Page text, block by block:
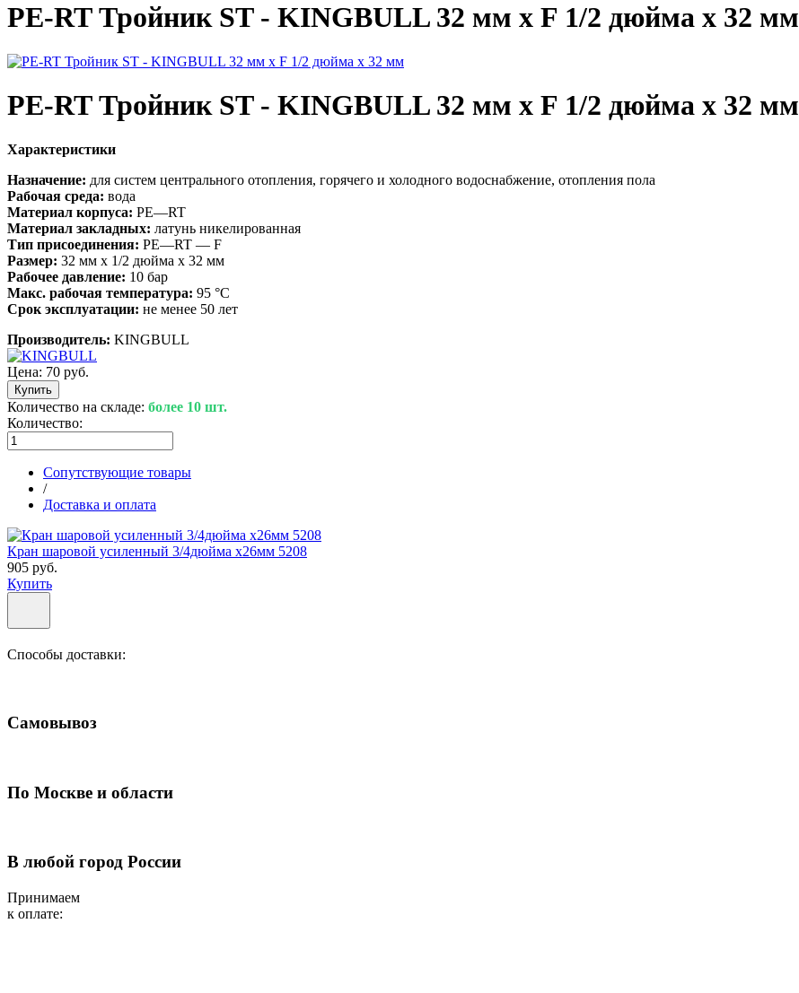
PE-RT Тройник ST - KINGBULL 32 мм х F 1/2 дюйма х 32 мм
PE-RT Тройник ST - KINGBULL 32 мм х F 1/2 дюйма х 32 мм
Характеристики
Назначение: для систем центрального отопления, горячего и холодного водоснабжение, отопления пола
Рабочая среда: вода
Материал корпуса: PE—RT
Материал закладных: латунь никелированная
Тип присоединения: PE—RT — F
Размер: 32 мм х 1/2 дюйма х 32 мм
Рабочее давление: 10 бар
Макс. рабочая температура: 95 °C
Срок эксплуатации: не менее 50 лет
Производитель: KINGBULL
Цена: 70 руб.
Количество на складе: более 10 шт.
Количество:
Сопутствующие товары
/
Доставка и оплата
Кран шаровой усиленный 3/4дюйма х26мм 5208
905 руб.
Купить
Способы доставки:
Самовывоз
По Москве и области
В любой город России
Принимаем
к оплате: